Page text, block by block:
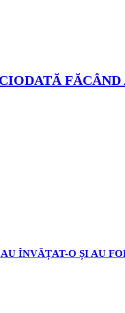
ÎNVĂȚAT-O ȘI AU